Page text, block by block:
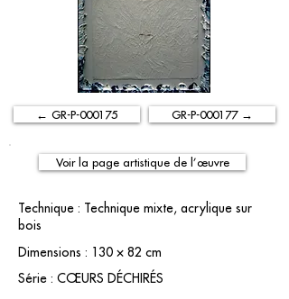
← GR-P-000175 GR-P-000177 →
Voir la page artistique de l’œuvre
Technique : Technique mixte, acrylique sur
bois
Dimensions : 130 × 82 cm
Série : CŒURS DÉCHIRÉS